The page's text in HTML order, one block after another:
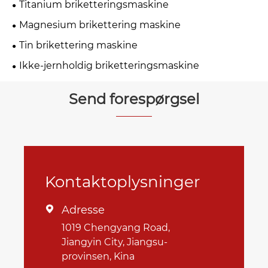
Titanium briketteringsmaskine
Magnesium brikettering maskine
Tin brikettering maskine
Ikke-jernholdig briketteringsmaskine
Send forespørgsel
Kontaktoplysninger
 Adresse
1019 Chengyang Road,
Jiangyin City, Jiangsu-
provinsen, Kina